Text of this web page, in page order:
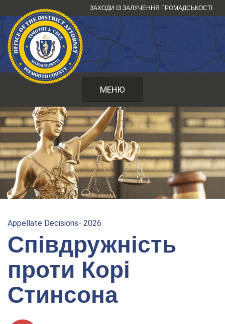
до
змісту
ЗАХОДИ ІЗ ЗАЛУЧЕННЯ ГРОМАДСЬКОСТІ
МЕНЮ
Appellate Decisions- 2026
Співдружність
проти Корі
Стинсона